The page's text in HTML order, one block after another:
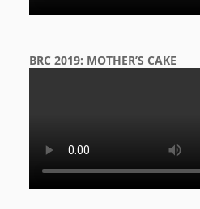
BRC 2019: MOTHER’S CAKE